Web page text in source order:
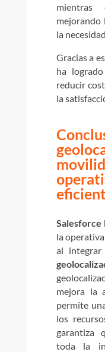
mejorando
la
Gracias a
ha
reducir
la
Salesforce
la
al integrar
mejora la
permite
los
garantiza
toda la